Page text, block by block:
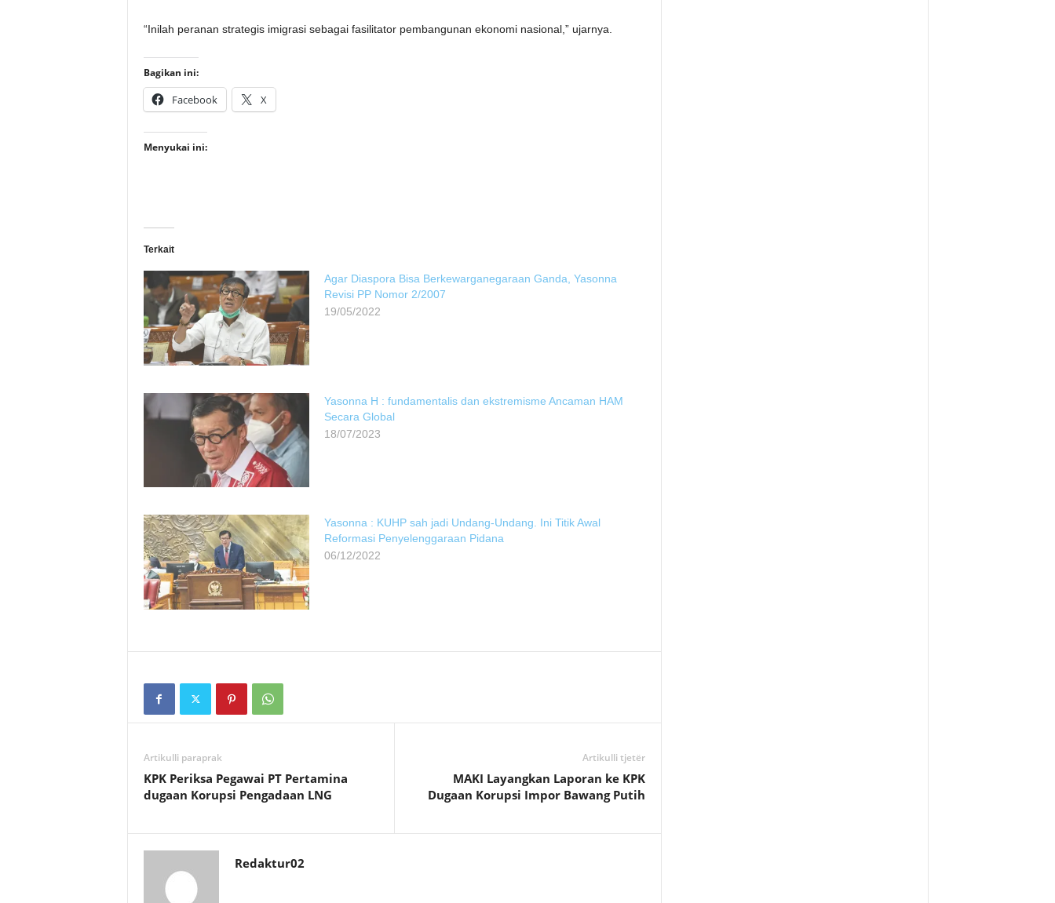
“Inilah peranan strategis imigrasi sebagai fasilitator pembangunan ekonomi nasional,” ujarnya.
Bagikan ini:
Facebook X
Menyukai ini:
Terkait
Agar Diaspora Bisa Berkewarganegaraan Ganda, Yasonna
Revisi PP Nomor 2/2007
19/05/2022
Yasonna H : fundamentalis dan ekstremisme Ancaman HAM
Secara Global
18/07/2023
Yasonna : KUHP sah jadi Undang-Undang. Ini Titik Awal
Reformasi Penyelenggaraan Pidana
06/12/2022
Artikulli paraprak
KPK Periksa Pegawai PT Pertamina
dugaan Korupsi Pengadaan LNG
Artikulli tjetër
MAKI Layangkan Laporan ke KPK
Dugaan Korupsi Impor Bawang Putih
Redaktur02